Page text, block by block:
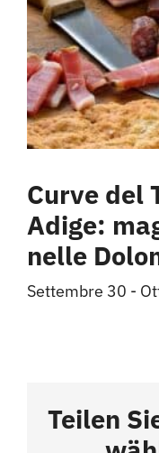
Curve del
Adige:
nelle
Settembre 30 -
Teilen